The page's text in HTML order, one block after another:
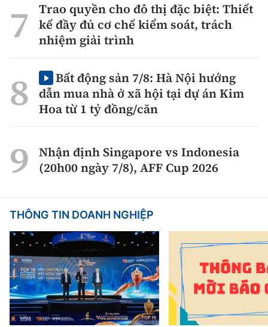
Trao quyền cho đô thị đặc biệt: Thiết
kế đầy đủ cơ chế kiểm soát, trách
nhiệm giải trình
Bất động sản 7/8: Hà Nội hướng
dẫn mua nhà ở xã hội tại dự án Kim
Hoa từ 1 tỷ đồng/căn
Nhận định Singapore vs Indonesia
(20h00 ngày 7/8), AFF Cup 2026
THÔNG TIN DOANH NGHIỆP